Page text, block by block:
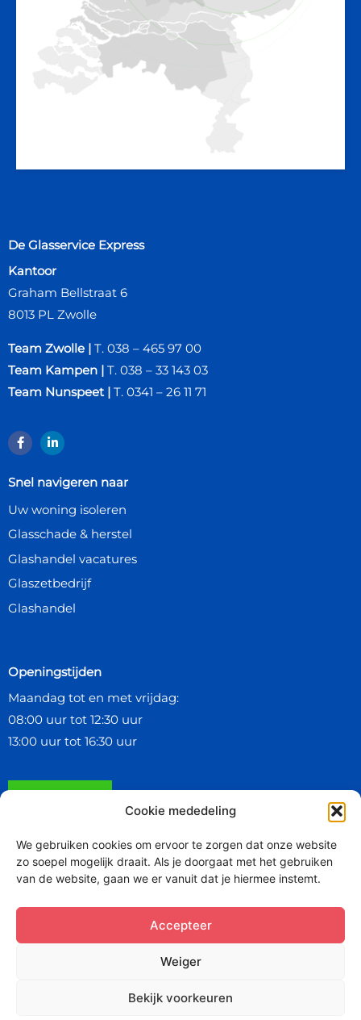
Cookie mededeling
We gebruiken cookies om ervoor te zorgen dat onze website
zo soepel mogelijk draait. Als je doorgaat met het gebruiken
van de website, gaan we er vanuit dat je hiermee instemt.
Accepteer
Weiger
Bekijk voorkeuren
De Glasservice Express
Kantoor
Graham Bellstraat 6
8013 PL Zwolle
Team Zwolle | T. 038 – 465 97 00
Team Kampen | T. 038 – 33 143 03
Team Nunspeet | T. 0341 – 26 11 71
Snel navigeren naar
Uw woning isoleren
Glasschade & herstel
Glashandel vacatures
Glaszetbedrijf
Glashandel
Openingstijden
Maandag tot en met vrijdag:
08:00 uur tot 12:30 uur
13:00 uur tot 16:30 uur
Onze fabrikanten, leveranciers en keurmerken
038 - 465 97 00